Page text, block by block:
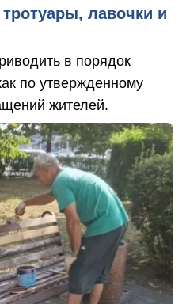
лавочки и
в порядок
по утвержденному
жителей.